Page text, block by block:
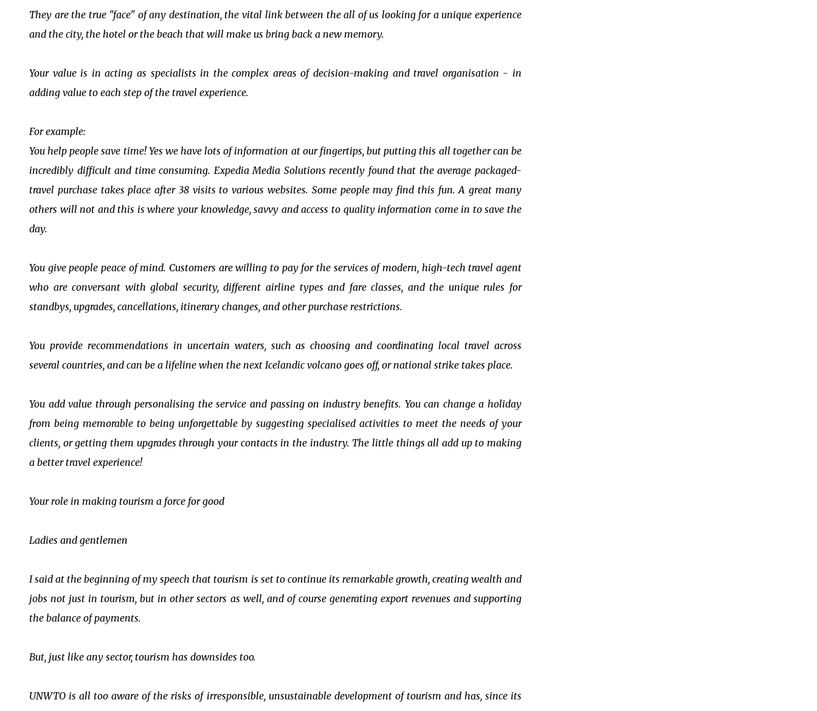
They are the true "face" of any destination, the vital link between the all of us looking for a unique experience
and the city, the hotel or the beach that will make us bring back a new memory.
Your value is in acting as specialists in the complex areas of decision-making and travel organisation - in
adding value to each step of the travel experience.
For example:
You help people save time! Yes we have lots of information at our fingertips, but putting this all together can be
incredibly difficult and time consuming. Expedia Media Solutions recently found that the average packaged-
travel purchase takes place after 38 visits to various websites. Some people may find this fun. A great many
others will not and this is where your knowledge, savvy and access to quality information come in to save the
day.
You give people peace of mind. Customers are willing to pay for the services of modern, high-tech travel agent
who are conversant with global security, different airline types and fare classes, and the unique rules for
standbys, upgrades, cancellations, itinerary changes, and other purchase restrictions.
You provide recommendations in uncertain waters, such as choosing and coordinating local travel across
several countries, and can be a lifeline when the next Icelandic volcano goes off, or national strike takes place.
You add value through personalising the service and passing on industry benefits. You can change a holiday
from being memorable to being unforgettable by suggesting specialised activities to meet the needs of your
clients, or getting them upgrades through your contacts in the industry. The little things all add up to making
a better travel experience!
Your role in making tourism a force for good
Ladies and gentlemen
I said at the beginning of my speech that tourism is set to continue its remarkable growth, creating wealth and
jobs not just in tourism, but in other sectors as well, and of course generating export revenues and supporting
the balance of payments.
But, just like any sector, tourism has downsides too.
UNWTO is all too aware of the risks of irresponsible, unsustainable development of tourism and has, since its